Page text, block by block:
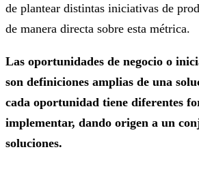
de plantear distintas iniciativas de
de manera directa sobre esta métrica.
Las oportunidades de negocio o
son definiciones amplias de una
cada oportunidad tiene diferentes
implementar, dando origen a un
soluciones.